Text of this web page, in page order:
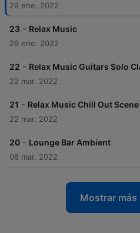
29 ene. 2022
23 - Relax Music
29 ene. 2022
22 - Relax Music Guitars Solo
22 mar. 2022
21 - Relax Music Chill Out Scene
22 mar. 2022
20 - Lounge Bar Ambient
08 mar. 2022
Mostrar